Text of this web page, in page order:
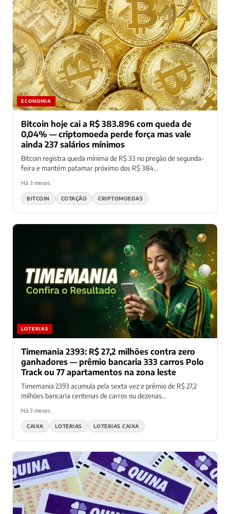
ECONOMIA
Bitcoin hoje cai a R$ 383.896 com queda de
0,04% — criptomoeda perde força mas vale
ainda 237 salários mínimos
Bitcoin registra queda mínima de R$ 33 no pregão de segunda-
feira e mantém patamar próximo dos R$ 384...
Há 3 meses
BITCOIN COTAÇÃO CRIPTOMOEDAS
LOTERIAS
Timemania 2393: R$ 27,2 milhões contra zero
ganhadores — prêmio bancaria 333 carros Polo
Track ou 77 apartamentos na zona leste
Timemania 2393 acumula pela sexta vez e prêmio de R$ 27,2
milhões bancaria centenas de carros ou dezenas...
Há 3 meses
CAIXA LOTERIAS LOTERIAS CAIXA